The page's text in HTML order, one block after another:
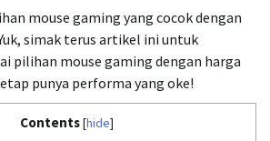
mouse gaming yang cocok dengan
simak terus artikel ini untuk
pilihan mouse gaming dengan harga
punya performa yang oke!
Contents [hide]